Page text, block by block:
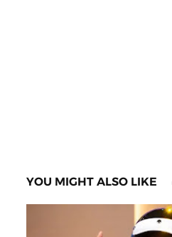
YOU MIGHT ALSO LIKE